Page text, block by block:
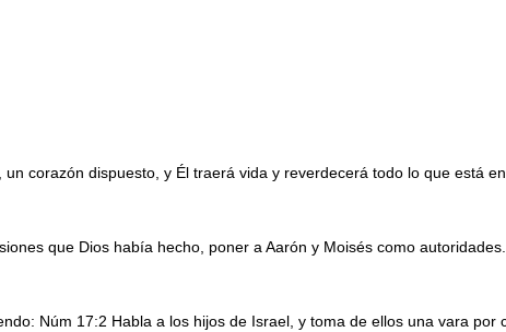
corazón dispuesto, y Él traerá vida y reverdecerá todo lo que está
que Dios había hecho, poner a Aarón y Moisés como
Núm 17:2 Habla a los hijos de Israel, y toma de ellos una vara